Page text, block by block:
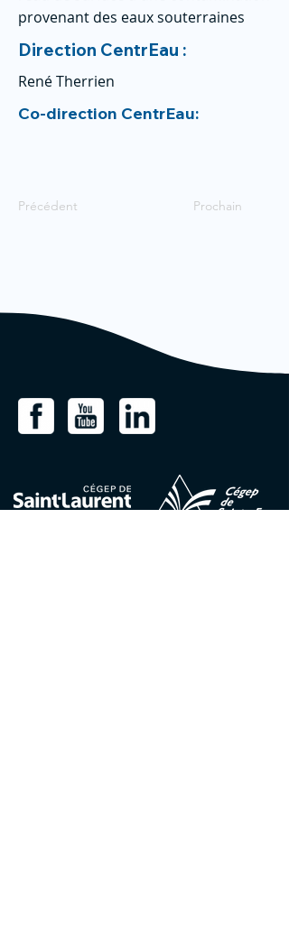
provenant des eaux souterraines
Direction CentrEau :
René Therrien
Co-direction CentrEau:
Précédent Prochain